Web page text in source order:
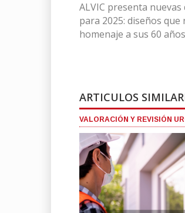
ALVIC presenta nuevas
para 2025: diseños que
homenaje a sus 60 años
ARTICULOS
VALORACIÓN Y REVISIÓN